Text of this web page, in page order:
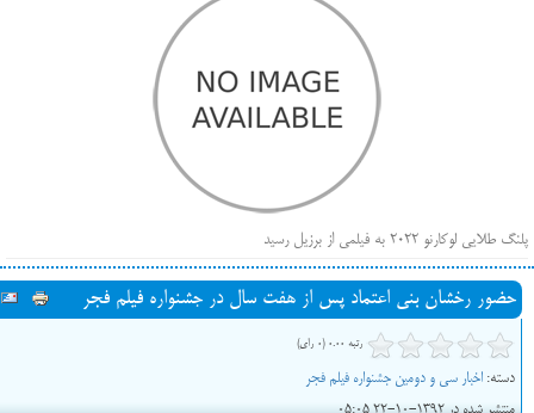
پلنگ طلایی لوکارنو ۲۰۲۲ به فیلمی از برزیل رسید
فهرست فیلم‌های بخش مسابقه جشنواره فیلم ونیز ۲۰۲۲ مشخص شد، سهم پررنگ ایرانی‌ها
بیرون راندن فیلم‌های منتسب به حامیان کرملین از جشنواره کن، راه برای مستقل‌ها باز است
حضور رخشان بنی اعتماد پس از هفت سال در جشنواره فیلم فجر
رتبه 0.00 (0 رای)
دسته: اخبار سی و دومین جشنواره فیلم فجر